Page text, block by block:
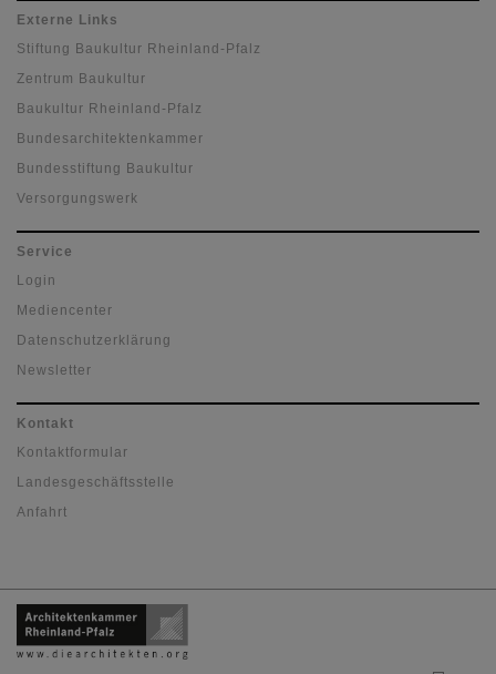
Externe Links
Stiftung Baukultur Rheinland-Pfalz
Zentrum Baukultur
Baukultur Rheinland-Pfalz
Bundesarchitektenkammer
Bundesstiftung Baukultur
Versorgungswerk
Service
Login
Mediencenter
Datenschutzerklärung
Newsletter
Kontakt
Kontaktformular
Landesgeschäftsstelle
Anfahrt